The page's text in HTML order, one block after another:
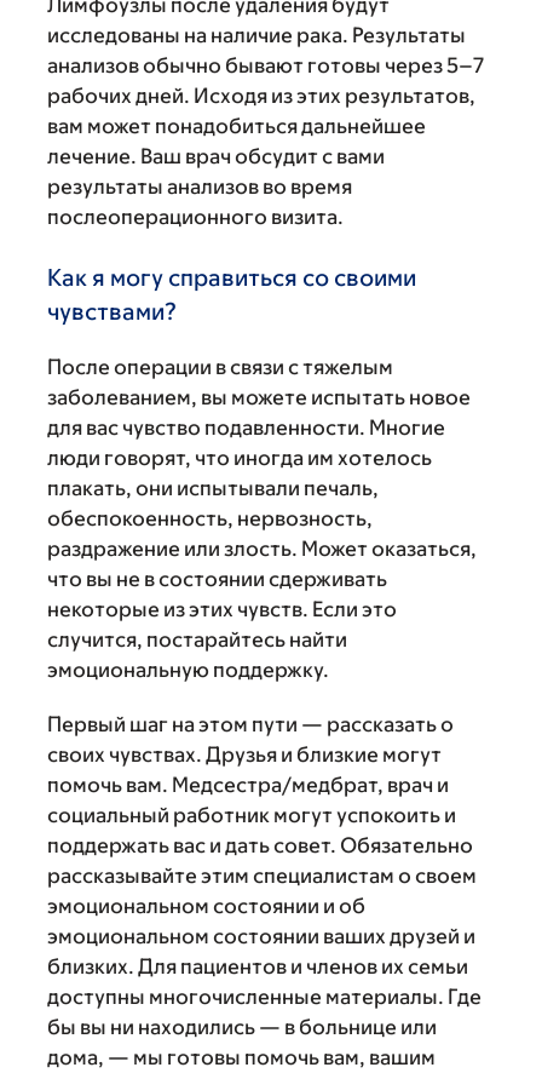
Лимфоузлы после удаления будут
исследованы на наличие рака. Результаты
анализов обычно бывают готовы через 5–7
рабочих дней. Исходя из этих результатов,
вам может понадобиться дальнейшее
лечение. Ваш врач обсудит с вами
результаты анализов во время
послеоперационного визита.
Как я могу справиться со своими
чувствами?
После операции в связи с тяжелым
заболеванием, вы можете испытать новое
для вас чувство подавленности. Многие
люди говорят, что иногда им хотелось
плакать, они испытывали печаль,
обеспокоенность, нервозность,
раздражение или злость. Может оказаться,
что вы не в состоянии сдерживать
некоторые из этих чувств. Если это
случится, постарайтесь найти
эмоциональную поддержку.
Первый шаг на этом пути — рассказать о
своих чувствах. Друзья и близкие могут
помочь вам. Медсестра/медбрат, врач и
социальный работник могут успокоить и
поддержать вас и дать совет. Обязательно
рассказывайте этим специалистам о своем
эмоциональном состоянии и об
эмоциональном состоянии ваших друзей и
близких. Для пациентов и членов их семьи
доступны многочисленные материалы. Где
бы вы ни находились — в больнице или
дома, — мы готовы помочь вам, вашим